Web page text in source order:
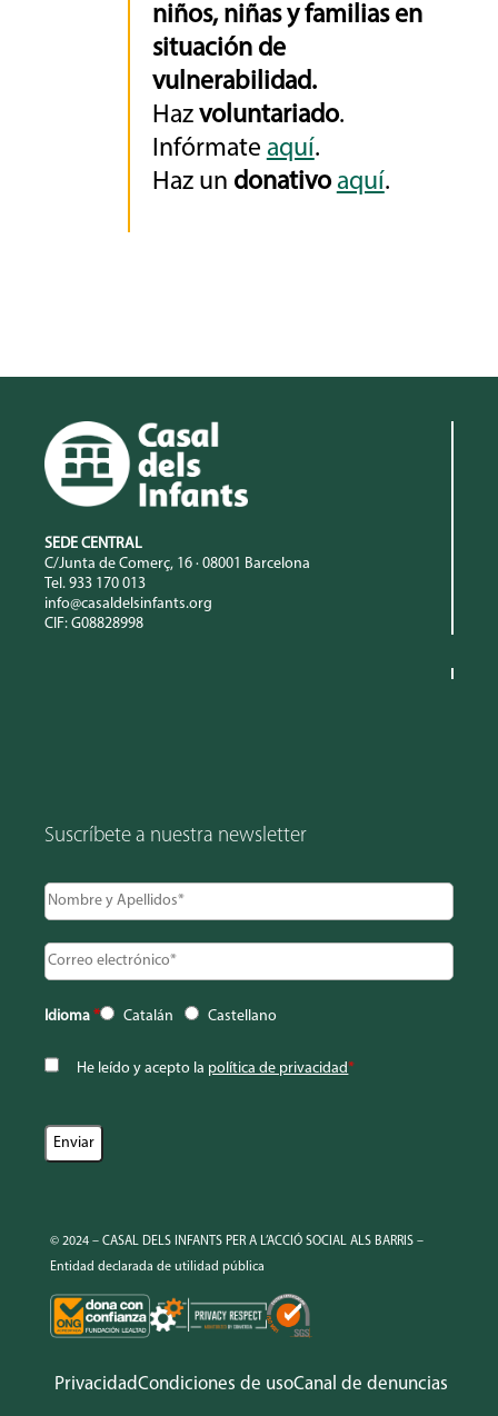
niños, niñas y familias en
situación de
vulnerabilidad.
Haz voluntariado.
Infórmate aquí.
Haz un donativo aquí.
SEDE CENTRAL
C/Junta de Comerç, 16 · 08001 Barcelona
Tel. 933 170 013
info@casaldelsinfants.org
CIF: G08828998
Suscríbete a nuestra newsletter
Idioma * Catalán Castellano
He leído y acepto la política de privacidad*
© 2024 – CASAL DELS INFANTS PER A L’ACCIÓ SOCIAL ALS BARRIS –
Entidad declarada de utilidad pública
PrivacidadCondiciones de usoCanal de denuncias